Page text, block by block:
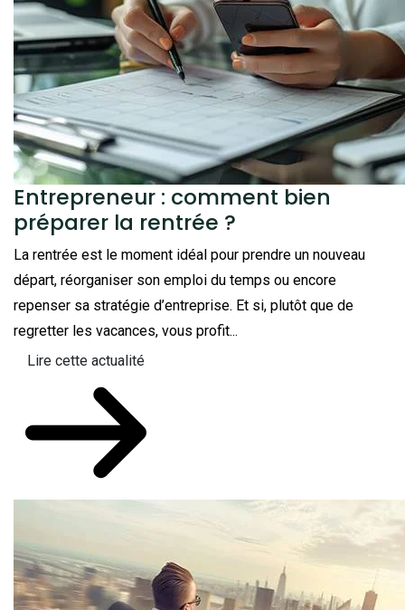
Entrepreneur : comment bien
préparer la rentrée ?
La rentrée est le moment idéal pour prendre un nouveau
départ, réorganiser son emploi du temps ou encore
repenser sa stratégie d’entreprise. Et si, plutôt que de
regretter les vacances, vous profit...
Lire cette actualité